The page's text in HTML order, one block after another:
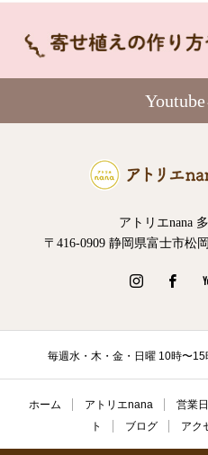
アトリエnana
〒416-0909 静岡県富士市松
毎週水・木・金・日曜 10時〜15
ホーム アトリエnana 営業
ト
ブログ アク